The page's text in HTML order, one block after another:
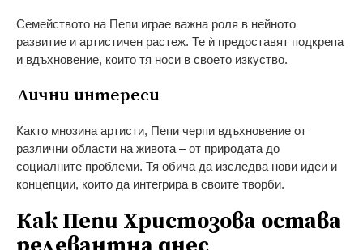
Семейството на Пепи играе важна роля в нейното
развитие и артистичен растеж. Те ѝ предоставят подкрепа
и вдъхновение, които тя носи в своето изкуство.
Лични интереси
Както мнозина артисти, Пепи черпи вдъхновение от
различни области на живота – от природата до
социалните проблеми. Тя обича да изследва нови идеи и
концепции, които да интегрира в своите творби.
Как Пепи Христозова остава